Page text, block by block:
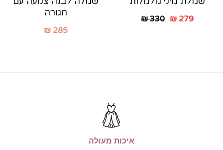
₪330 ₪279
חגורה
₪ 285
איכות מעולה